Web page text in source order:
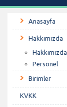
Anasayfa
Hakkımızda
Hakkımızda
Personel
Birimler
KVKK